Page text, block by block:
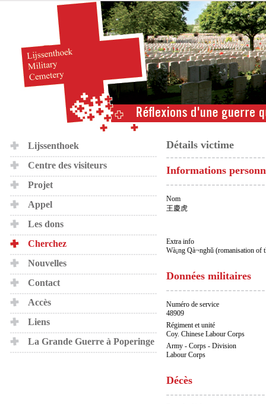
Lijssenthoek
Centre des visiteurs
Projet
Appel
Les dons
Cherchez
Nouvelles
Contact
Accès
Liens
La Grande Guerre à Poperinge
Détails victime
Informations
Nom
王慶虎
Extra info
Wà¡ng Qà¬nghǔ (romanisation of
Données militaires
Numéro de service
48909
Régiment et unité
Coy. Chinese Labour Corps
Army - Corps - Division
Labour Corps
Décès